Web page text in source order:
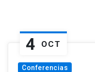
4 OCT
Conferencias